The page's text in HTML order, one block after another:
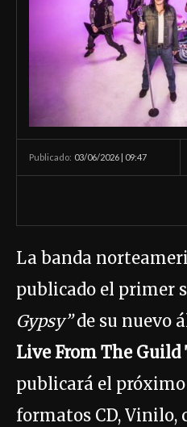
Publicado: 03/06/2026 | 09:47
La banda
publicado el primer
Gypsy”de su nuevo
Live From The Guild
publicará el
formatos CD, Vinilo,